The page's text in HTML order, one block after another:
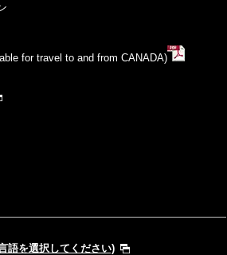
for travel to and from CANADA)
語を選択してください)